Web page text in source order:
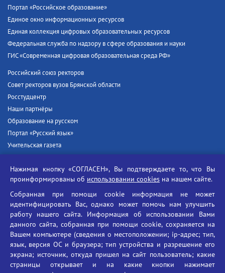
Портал «Российское образование»
Единое окно информационных ресурсов
Единая коллекция цифровых образовательных ресурсов
Федеральная служба по надзору в сфере образования и науки
ГИС «Современная цифровая образовательная среда РФ»
Российский союз ректоров
Совет ректоров вузов Брянской области
Росстудцентр
Наши партнёры
Образование на русском
Портал «Русский язык»
Учительская газета
Единый портал государственных услуг
Противодействие угрозам информационной безопасности
Социальные ролики - Генеральная прокуратура РФ
Противодействие коррупции
БГУ против наркотиков
Брянский государственный университет
имени академика И.Г. Петровского
Нажимая кнопку «СОГЛАСЕН», Вы подтверждаете то, что Вы
проинформированы об использовании cookies на нашем сайте.
Собранная при помощи cookie информация не может
идентифицировать Вас, однако может помочь нам улучшить
работу нашего сайта. Информация об использовании Вами
данного сайта, собранная при помощи cookie, сохраняется на
Вашем компьютере (сведения о местоположении; ip-адрес; тип,
язык, версия ОС и браузера; тип устройства и разрешение его
экрана; источник, откуда пришел на сайт пользователь; какие
страницы открывает и на какие кнопки нажимает